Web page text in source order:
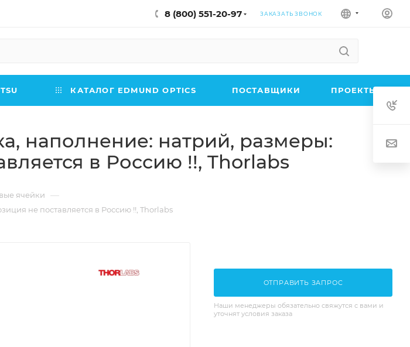
8 (800) 551-20-97 ЗАКАЗАТЬ ЗВОНОК
КАТАЛОГ EDMUND OPTICS ПОСТАВЩИКИ ПРОЕКТЫ
наполнение: натрий, размеры:
в Россию !!, Thorlabs
ячейки —
не поставляется в Россию !!, Thorlabs
ОТПРАВИТЬ ЗАПРОС
Наши менеджеры обязательно свяжутся с вами и
уточнят условия заказа